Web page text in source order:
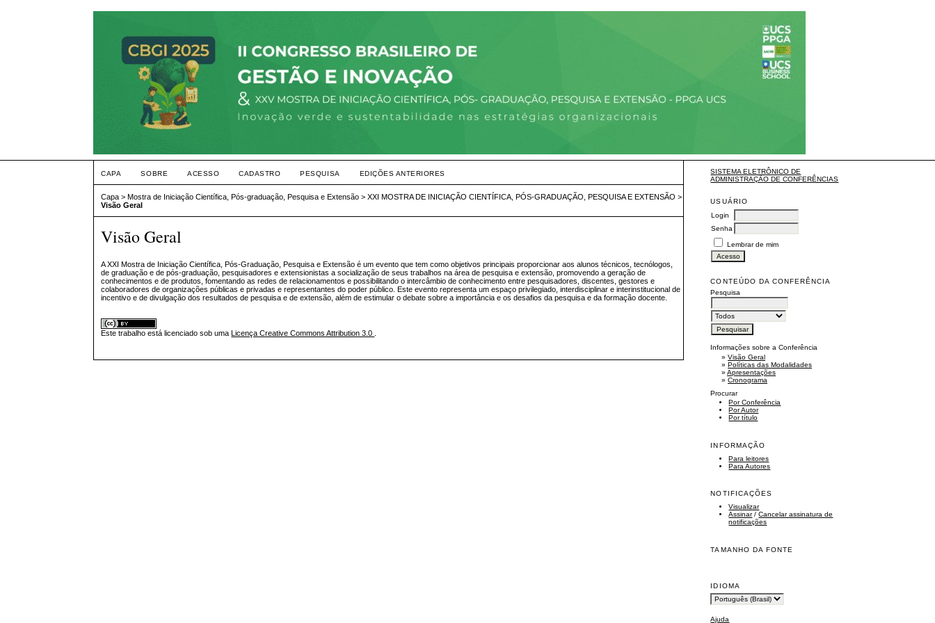
SISTEMA ELETRÔNICO DE
ADMINISTRAÇÃO DE CONFERÊNCIAS
USUÁRIO
Login
Senha
Lembrar de mim
CONTEÚDO DA CONFERÊNCIA
Pesquisa
Informações sobre a Conferência
»Visão Geral
»Políticas das Modalidades
»Apresentações
»Cronograma
Procurar
Por Conferência
Por Autor
Por título
INFORMAÇÃO
Para leitores
Para Autores
NOTIFICAÇÕES
Visualizar
Assinar/Cancelar assinatura de
notificações
TAMANHO DA FONTE
IDIOMA
Ajuda
CAPA SOBRE ACESSO CADASTRO PESQUISA EDIÇÕES ANTERIORES
Capa >Mostra de Iniciação Científica, Pós-graduação, Pesquisa e Extensão >XXI MOSTRA DE INICIAÇÃO CIENTÍFICA, PÓS-GRADUAÇÃO, PESQUISA E EXTENSÃO >
Visão Geral
Visão Geral
A XXI Mostra de Iniciação Científica, Pós-Graduação, Pesquisa e Extensão é um evento que tem como objetivos principais proporcionar aos alunos técnicos, tecnólogos,
de graduação e de pós-graduação, pesquisadores e extensionistas a socialização de seus trabalhos na área de pesquisa e extensão, promovendo a geração de
conhecimentos e de produtos, fomentando as redes de relacionamentos e possibilitando o intercâmbio de conhecimento entre pesquisadores, discentes, gestores e
colaboradores de organizações públicas e privadas e representantes do poder público. Este evento representa um espaço privilegiado, interdisciplinar e interinstitucional de
incentivo e de divulgação dos resultados de pesquisa e de extensão, além de estimular o debate sobre a importância e os desafios da pesquisa e da formação docente.
Este trabalho está licenciado sob umaLicença Creative Commons Attribution 3.0